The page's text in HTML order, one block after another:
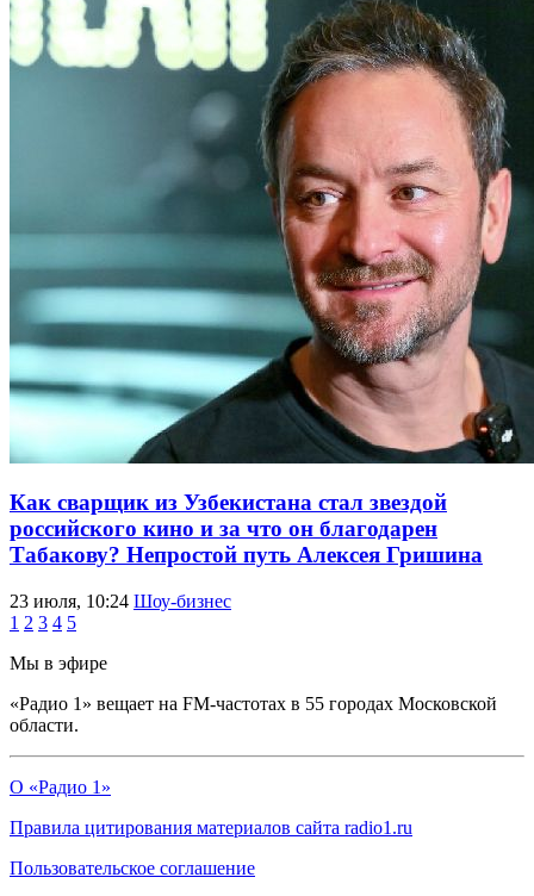
Как сварщик из Узбекистана стал звездой
российского кино и за что он благодарен
Табакову? Непростой путь Алексея Гришина
23 июля, 10:24 Шоу-бизнес
1 2 3 4 5
Мы в эфире
«Радио 1» вещает на FM-частотах в 55 городах Московской
области.
О «Радио 1»
Правила цитирования материалов сайта radio1.ru
Пользовательское соглашение